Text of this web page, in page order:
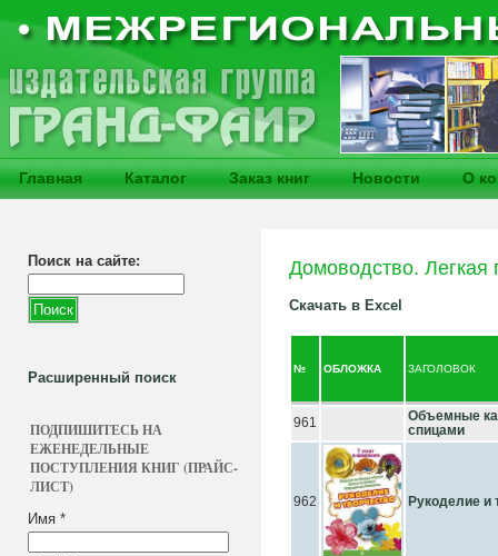
Главная Каталог Заказ книг Новости О
Поиск на сайте:
Расширенный поиск
ПОДПИШИТЕСЬ НА
ЕЖЕНЕДЕЛЬНЫЕ
ПОСТУПЛЕНИЯ КНИГ (ПРАЙС-
ЛИСТ)
Имя *
Домоводство.
Скачать в Excel
№ ОБЛОЖКА ЗАГОЛОВОК
961
Объемные
спицами
962 Рукоделие и